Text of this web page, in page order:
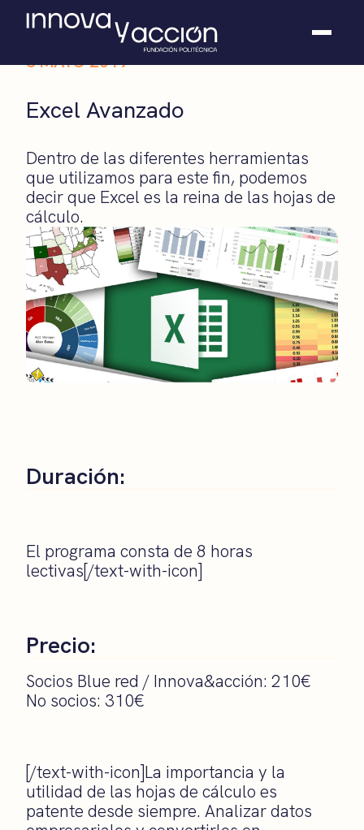
El club
Modo On
Contacto
8 MAYO 2019
Excel Avanzado
Dentro de las diferentes herramientas
que utilizamos para este fin, podemos
decir que Excel es la reina de las hojas de
cálculo.
Duración:
El programa consta de 8 horas
lectivas[/text-with-icon]
Precio:
Socios Blue red / Innova&acción: 210€
No socios: 310€
[/text-with-icon]La importancia y la
utilidad de las hojas de cálculo es
patente desde siempre. Analizar datos